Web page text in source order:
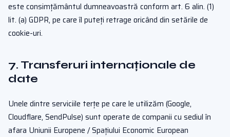
este consimțământul dumneavoastră conform art. 6 alin. (1)
lit. (a) GDPR, pe care îl puteți retrage oricând din setările de
cookie-uri.
7. Transferuri internaționale de
date
Unele dintre serviciile terțe pe care le utilizăm (Google,
Cloudflare, SendPulse) sunt operate de companii cu sediul în
afara Uniunii Europene / Spațiului Economic European